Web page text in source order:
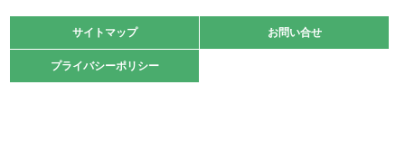
緑ケ丘体育館
2021.10.23
卓球選手権大会ラージボールの部開催☆
サイトマップ お問い合せ
プライバシーポリシー
サイトマップ お問い合せ
プライバシーポリシー